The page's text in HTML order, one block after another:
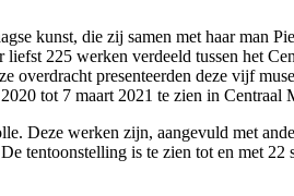
kunst, die zij samen met haar man
225 werken verdeeld tussen het
overdracht presenteerden deze vijf
tot 7 maart 2021 te zien in Centraal
Deze werken zijn, aangevuld met
tentoonstelling is te zien tot en met 22